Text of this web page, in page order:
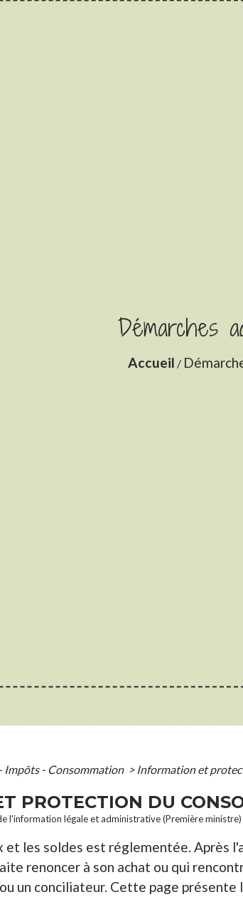
Démarches
Accueil /
Impôts - Consommation > Information et
PROTECTION DU
l'information légale et administrative (Première ministre)
et les soldes est réglementée. Après
renoncer à son achat ou qui
un conciliateur. Cette page